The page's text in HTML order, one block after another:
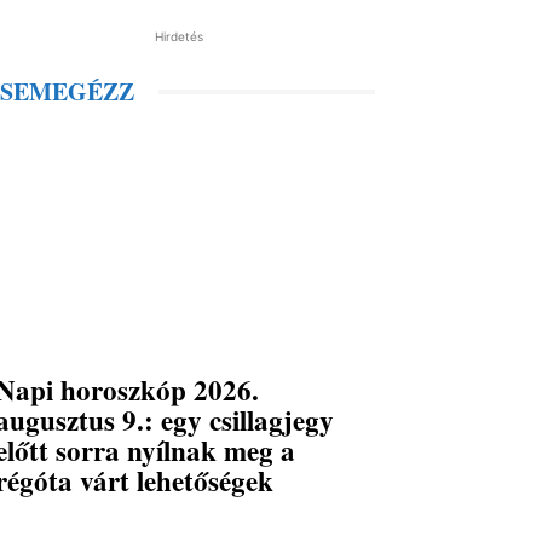
Hirdetés
horoszkóp 2026.
9.: egy csillagjegy
sorra nyílnak meg a
várt lehetőségek